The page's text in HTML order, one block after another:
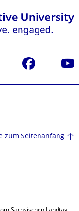
Facebook
zum Seitenanfang